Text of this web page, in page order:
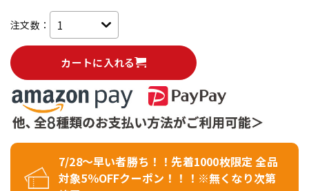
注文数：
カートに入れる
7/28～早い者勝ち！！先着1000枚限定 全品
対象5％OFFクーポン！！！※無くなり次第